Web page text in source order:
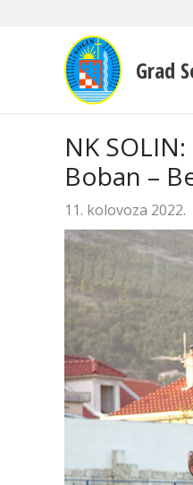
Grad
NK
Boban –
11. kolovoza 2022.